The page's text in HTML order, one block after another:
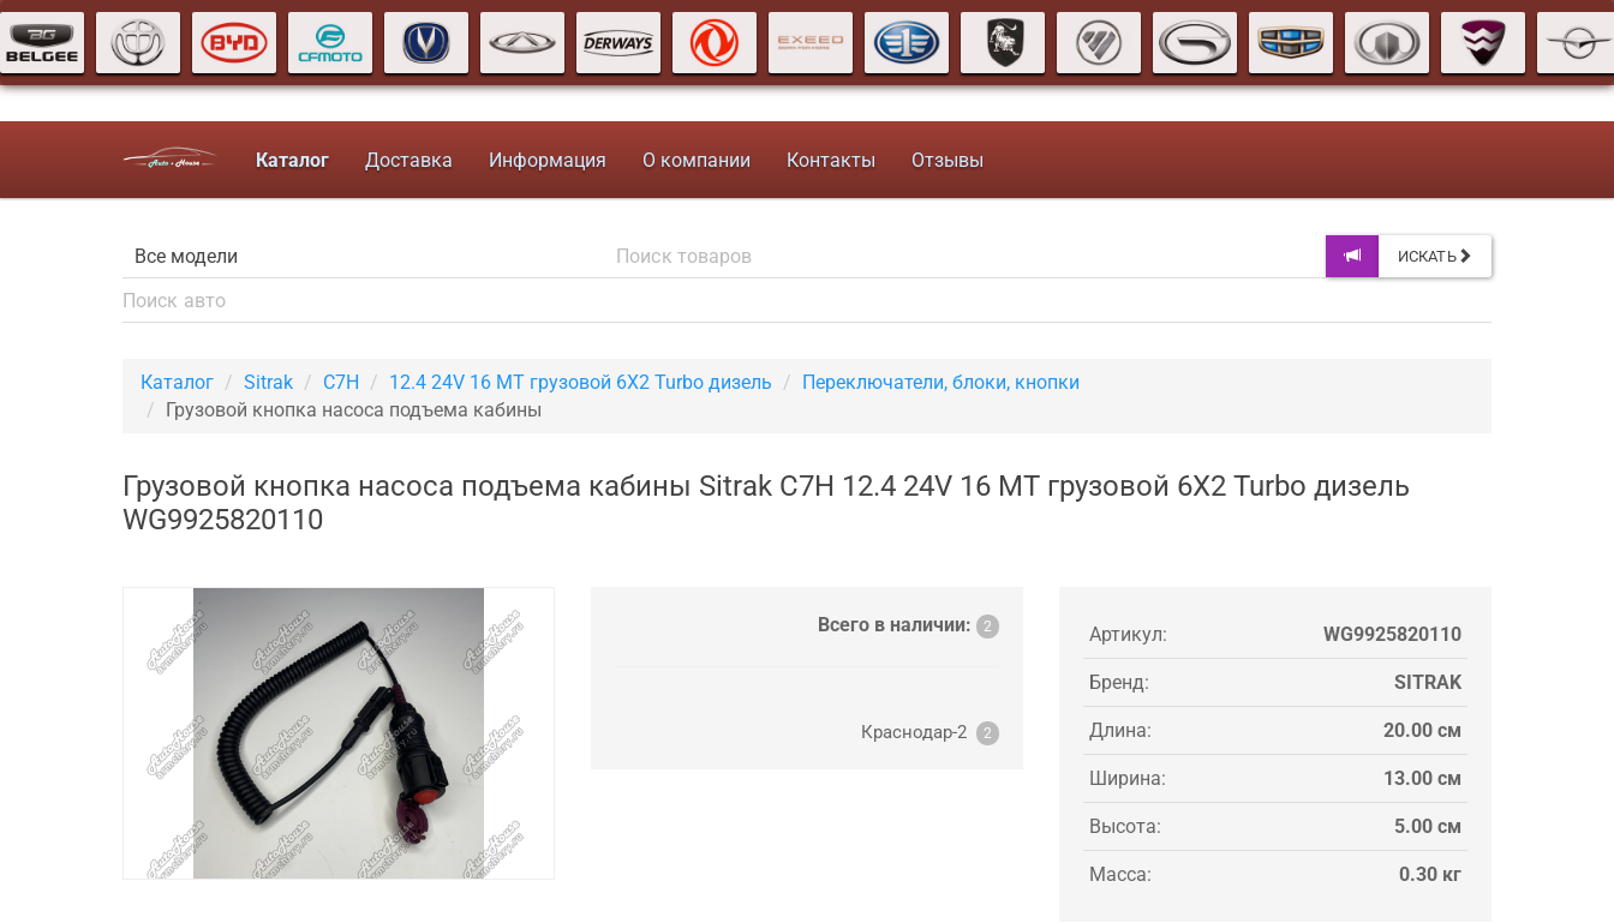
Каталог Доставка Информация О компании Контакты Отзывы
ИСКАТЬ
Каталог Sitrak C7H 12.4 24V 16 MT грузовой 6X2 Turbo дизель
Переключатели, блоки, кнопки
Грузовой кнопка насоса подъема кабины
Грузовой кнопка насоса подъема кабины Sitrak C7H 12.4 24V 16 MT грузовой 6X2 Turbo дизель
WG9925820110
Всего в наличии: 2
Краснодар-2 2
Артикул: WG9925820110
Бренд: SITRAK
Длина: 20.00 см
Ширина: 13.00 см
Высота: 5.00 см
Масса: 0.30 кг